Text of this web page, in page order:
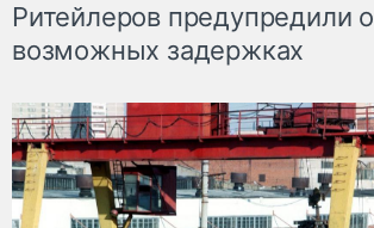
Ритейлеров предупредили о
возможных задержках